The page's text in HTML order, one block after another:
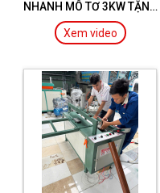
NHANH MÔ TƠ 3KW TẶNG
KÈM 2 LƯỠI
Xem video